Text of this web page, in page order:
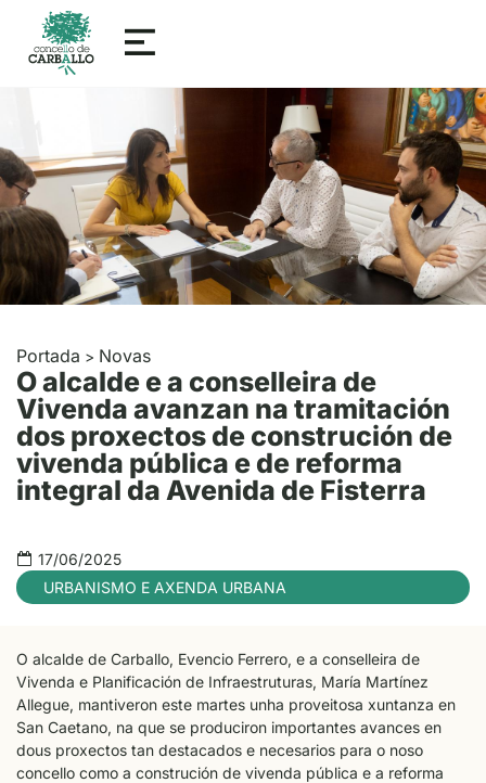
Portada > Novas
O alcalde e a conselleira de
Vivenda avanzan na tramitación
dos proxectos de construción de
vivenda pública e de reforma
integral da Avenida de Fisterra
17/06/2025
URBANISMO E AXENDA URBANA
O alcalde de Carballo, Evencio Ferrero, e a conselleira de
Vivenda e Planificación de Infraestruturas, María Martínez
Allegue, mantiveron este martes unha proveitosa xuntanza en
San Caetano, na que se produciron importantes avances en
dous proxectos tan destacados e necesarios para o noso
concello como a construción de vivenda pública e a reforma